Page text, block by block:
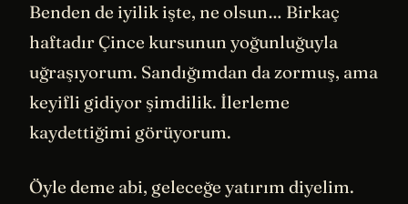
Benden de iyilik işte, ne olsun… Birkaç
haftadır Çince kursunun yoğunluğuyla
uğraşıyorum. Sandığımdan da zormuş, ama
keyifli gidiyor şimdilik. İlerleme
kaydettiğimi görüyorum.
Öyle deme abi, geleceğe yatırım diyelim.